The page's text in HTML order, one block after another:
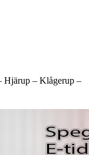
Hjärup – Klågerup –